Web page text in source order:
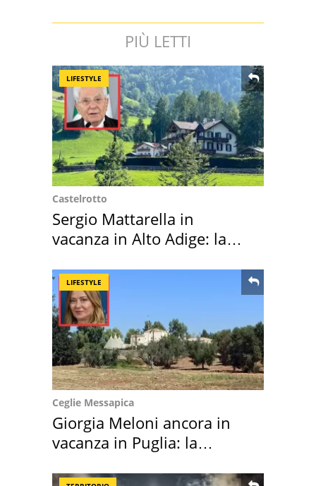
PIÙ LETTI
LIFESTYLE
Castelrotto
Sergio Mattarella in
vacanza in Alto Adige: la
LIFESTYLE
Ceglie Messapica
Giorgia Meloni ancora in
vacanza in Puglia: la